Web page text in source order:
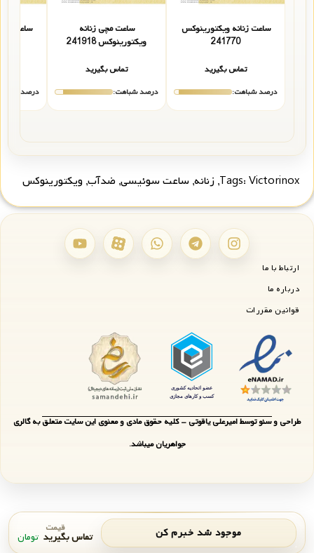
موجود شد خبرم کن قیمت
تماس بگیرید تومان
ساعت زنانه ویکتورینوکس
241770
تماس بگیرید
درصد شباهت:
ساعت مچی زنانه
ویکتورینوکس 241918
تماس بگیرید
درصد شباهت:
ساعت
درصد
Tags: Victorinox
, زنانه, ساعت سوئیسی, ضدآب, ویکتورینوکس
ارتباط با ما
درباره ما
قوانین مقررات
طراحی و سئو توسط امیرعلی یاقوتی - کلیه حقوق مادی و معنوی این سایت متعلق به گالری
جواهریان میباشد.